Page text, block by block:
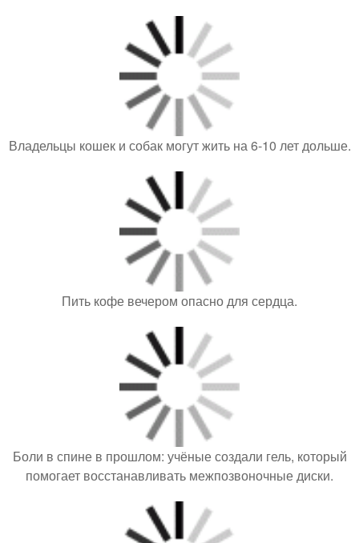
Владельцы кошек и собак могут жить на 6-10 лет дольше.
Пить кофе вечером опасно для сердца.
Боли в спине в прошлом: учёные создали гель, который
помогает восстанавливать межпозвоночные диски.